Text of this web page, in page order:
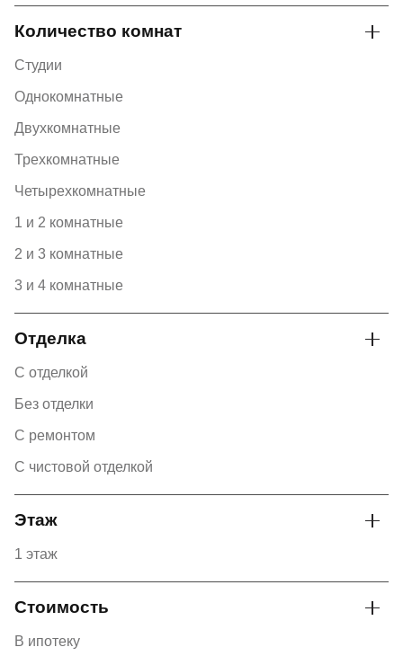
Количество комнат
Студии
Однокомнатные
Двухкомнатные
Трехкомнатные
Четырехкомнатные
1 и 2 комнатные
2 и 3 комнатные
3 и 4 комнатные
Отделка
С отделкой
Без отделки
С ремонтом
С чистовой отделкой
Этаж
1 этаж
Стоимость
В ипотеку